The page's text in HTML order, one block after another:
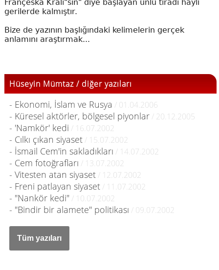
Françeska Kralı"sın" diye başlayan ünlü tiradı hayli
gerilerde kalmıştır.
Bize de yazının başlığındaki kelimelerin gerçek
anlamını araştırmak...
Hüseyin Mümtaz / diğer yazıları
- Ekonomi, İslam ve Rusya / 01.04.2006
- Küresel aktörler, bölgesel piyonlar/ 20.12.2005
- 'Namkör' kedi / 16.07.2002
- Cılkı çıkan siyaset/ 15.07.2002
- İsmail Cem'in sakladıkları / 14.07.2002
- Cem fotoğrafları / 13.07.2002
- Vitesten atan siyaset/ 12.07.2002
- Freni patlayan siyaset/ 11.07.2002
- "Nankör kedi"/ 10.07.2002
- "Bindir bir alamete" politikası / 09.07.2002